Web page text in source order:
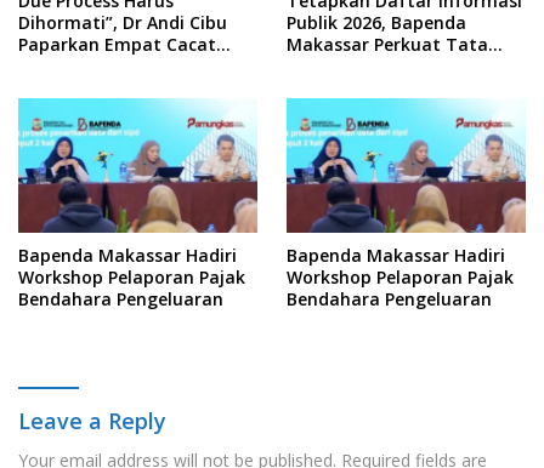
Dihormati”, Dr Andi Cibu
Paparkan Empat Cacat
Publik 2026, Bapenda
Makassar Perkuat Tata
Bapenda Makassar Hadiri
Workshop Pelaporan Pajak
Bendahara Pengeluaran
Bapenda Makassar Hadiri
Workshop Pelaporan Pajak
Bendahara Pengeluaran
Leave a Reply
Your email address will not be published. Required fields are